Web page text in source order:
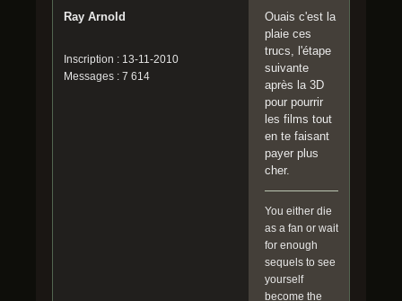
Ray Arnold
Inscription : 13-11-2010
Messages : 7 614
Ouais c'est la
plaie ces
trucs, l'étape
suivante
après la 3D
pour pourrir
les films tout
en te faisant
payer plus
cher.
You either die
as a fan or wait
for enough
sequels to see
yourself
become the